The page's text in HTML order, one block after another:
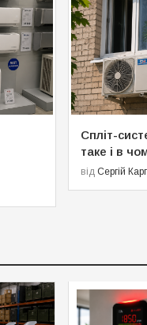
Спліт-
таке і в
від Сергій